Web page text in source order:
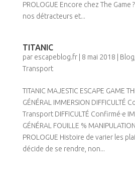
PROLOGUE Encore chez The Game
nos détracteurs et...
TITANIC
par escapeblog.fr| 8 mai 2018 Blog
Transport
TITANIC MAJESTIC ESCAPE GAME
GÉNÉRAL IMMERSION DIFFICULTÉ
Transport DIFFICULTÉ Confirmé·e
GÉNÉRAL FOUILLE %
PROLOGUE Histoire de varier les
décide de se rendre, non...